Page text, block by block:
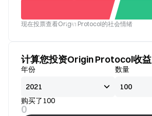
看好
不看
现在投票查看Origin Protocol的社会情绪
计算您投资Origin Protocol收益
年份 数量
购买了100
0